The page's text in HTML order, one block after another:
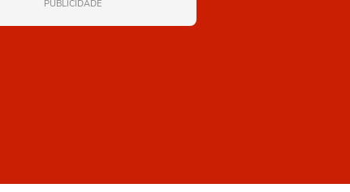
PUBLICIDADE